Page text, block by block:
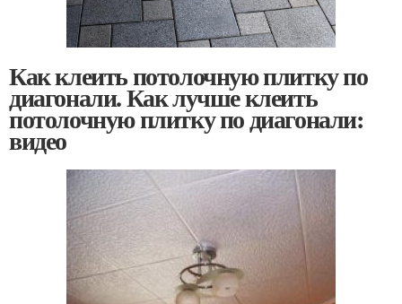
Как клеить потолочную плитку по
диагонали. Как лучше клеить
потолочную плитку по диагонали:
видео